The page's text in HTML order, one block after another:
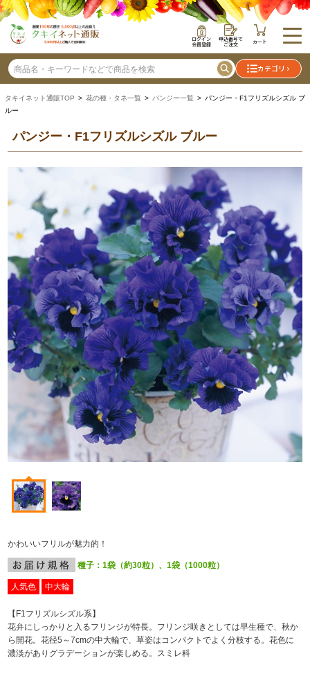
ログイン
会員登録
申込番号で
ご注文 カート
カテゴリ
タキイネット通販TOP > 花の種・タネ一覧 > パンジー一覧 > パンジー・F1フリズルシズル ブ
ルー
パンジー・F1フリズルシズル ブルー
かわいいフリルが魅力的！
種子：1袋（約30粒）、1袋（1000粒）
人気色 中大輪
【F1フリズルシズル系】
花弁にしっかりと入るフリンジが特長。フリンジ咲きとしては早生種で、秋か
ら開花。花径5～7cmの中大輪で、草姿はコンパクトでよく分枝する。花色に
濃淡がありグラデーションが楽しめる。スミレ科